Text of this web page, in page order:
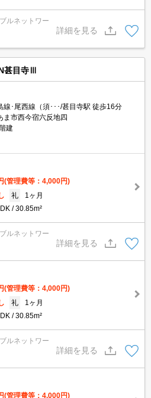
ルネットワー
詳細を見る
甚目寺Ⅲ
線･尾西線（須･･･/甚目寺駅 徒歩16分
ま市西今宿六反地四
建
(管理費等：4,000円)
礼
1ヶ月
30.85m²
ルネットワー
詳細を見る
(管理費等：4,000円)
礼
1ヶ月
30.85m²
ルネットワー
詳細を見る
(管理費等：4,000円)